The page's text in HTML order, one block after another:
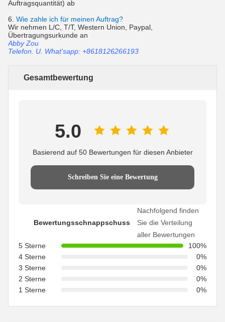
Auftragsquantität) ab
6. Wie zahle ich für meinen Auftrag?
Wir nehmen L/C, T/T, Western Union, Paypal,
Übertragungsurkunde an
Abby Zou
Telefon. U. What'sapp: +8618126266193
Gesamtbewertung
5.0
Basierend auf 50 Bewertungen für diesen Anbieter
Schreiben Sie eine Bewertung
Bewertungsschnappschuss
Nachfolgend finden
Sie die Verteilung
aller Bewertungen
5 Sterne
100%
4 Sterne
0%
3 Sterne
0%
2 Sterne
0%
1 Sterne
0%